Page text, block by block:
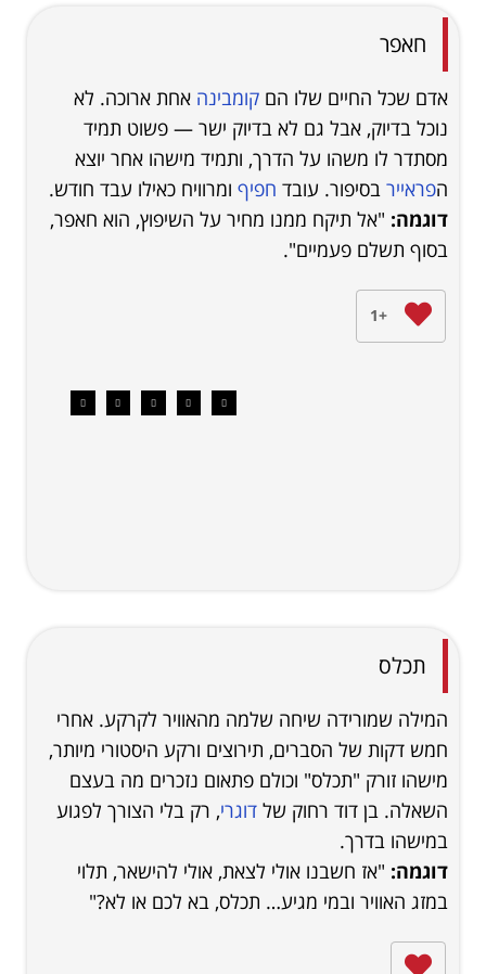
חאפר
אדם שכל החיים שלו הם קומבינה אחת ארוכה. לא
נוכל בדיוק, אבל גם לא בדיוק ישר — פשוט תמיד
מסתדר לו משהו על הדרך, ותמיד מישהו אחר יוצא
הפראייר בסיפור. עובד חפיף ומרוויח כאילו עבד חודש.
דוגמה: "אל תיקח ממנו מחיר על השיפוץ, הוא חאפר,
בסוף תשלם פעמיים".
+1
תכלס
המילה שמורידה שיחה שלמה מהאוויר לקרקע. אחרי
חמש דקות של הסברים, תירוצים ורקע היסטורי מיותר,
מישהו זורק "תכלס" וכולם פתאום נזכרים מה בעצם
השאלה. בן דוד רחוק של דוגרי, רק בלי הצורך לפגוע
במישהו בדרך.
דוגמה: "אז חשבנו אולי לצאת, אולי להישאר, תלוי
במזג האוויר ובמי מגיע… תכלס, בא לכם או לא?"